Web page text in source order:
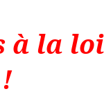
à la loi